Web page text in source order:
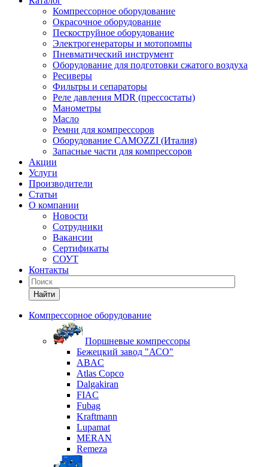
Компрессорное оборудование
Окрасочное оборудование
Пескоструйное оборудование
Электрогенераторы и мотопомпы
Пневматический инструмент
Оборудование для подготовки сжатого воздуха
Ресиверы
Фильтры и сепараторы
Реле давления MDR (прессостаты)
Манометры
Масло
Ремни для компрессоров
Оборудование CAMOZZI (Италия)
Запасные части для компрессоров
Акции
Услуги
Производители
Статьи
О компании
Новости
Сотрудники
Вакансии
Сертификаты
СОУТ
Контакты
Найти
Компрессорное оборудование
Поршневые компрессоры
Бежецкий завод "АСО"
ABAC
Atlas Copco
Dalgakiran
FIAC
Fubag
Kraftmann
Lupamat
MERAN
Remeza